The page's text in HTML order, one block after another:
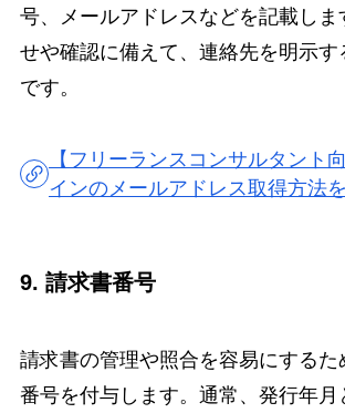
号、メールアドレスなどを記載しま
せや確認に備えて、連絡先を明示す
です。
【フリーランスコンサルタント
インのメールアドレス取得方法
9. 請求書番号
請求書の管理や照合を容易にするた
番号を付与します。通常、発行年月